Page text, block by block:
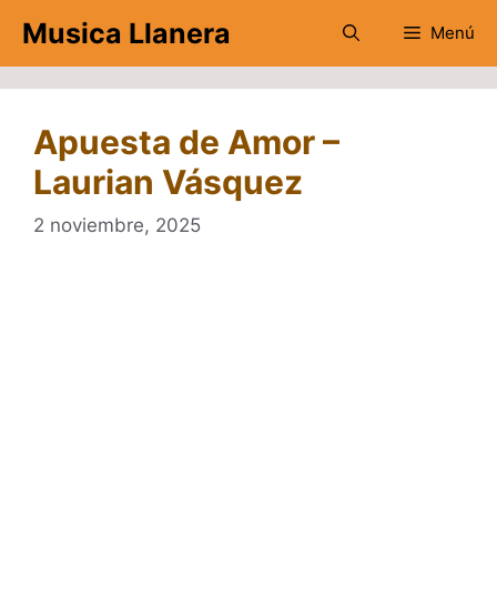
contenido
Musica Llanera Menú
Apuesta de Amor –
Laurian Vásquez
2 noviembre, 2025